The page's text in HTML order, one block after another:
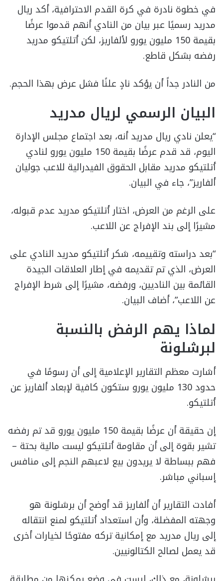
في خطوة نادرة في كرة القدم الاحترافية، أكد ريال
مدريد رسميًا عبر بيان من النادي أنهم قدموا عرضًا
بقيمة 150 مليون يورو لألفاريز، لكن أتلتيكو مدريد
رفضه بشكل قاطع.
من النادر جداً أن يؤكد نادٍ علنًا فشل عرض بهذا الحجم.
البيان الرسمي لريال مدريد
“يعلن نادي ريال مدريد أنه، بعد اجتماع مجلس الإدارة
اليوم، قد قدم عرضًا بقيمة 150 مليون يورو لنادي
أتلتيكو مدريد مقابل الحقوق الفيدرالية للاعب جوليان
ألفاريز”، جاء في البيان.
على الرغم من العرض، اختار أتلتيكو مدريد عدم قبوله،
مشيرًا إلى بند الإفراج عن اللاعب.
“بعد دراسته وتقييمه، شكر أتلتيكو مدريد النادي على
العرض، الذي تم تقديمه في إطار العلاقات الجيدة
القائمة بين الناديين، ورفضه، مشيرًا إلى شرط الإفراج
عن اللاعب”، أضاف البيان.
لماذا يهم الرفض بالنسبة
لبرشلونة
أشارت معظم التقارير الإعلامية إلى أن رسومًا في
حدود 130 مليون يورو ستكون كافية لإبعاد ألفاريز عن
أتلتيكو.
إن حقيقة أن عرضًا بقيمة 150 مليون يورو قد تم رفضه
تشير بقوة إلى أن مقاومة أتلتيكو ليست مالية بحتة –
فهم ببساطة لا يريدون بيع لاعبهم النجم إلى منافس
إسباني مباشر.
أفادت التقارير أن ألفاريز قد أوضح أن برشلونة هو
وجهته المفضلة، وأن استعداد أتلتيكو لمنع انتقاله
إلى ريال مدريد مع إمكانية تركه مفتوحًا لخيارات أخرى
قد يعمل لصالح الكتالونيين.